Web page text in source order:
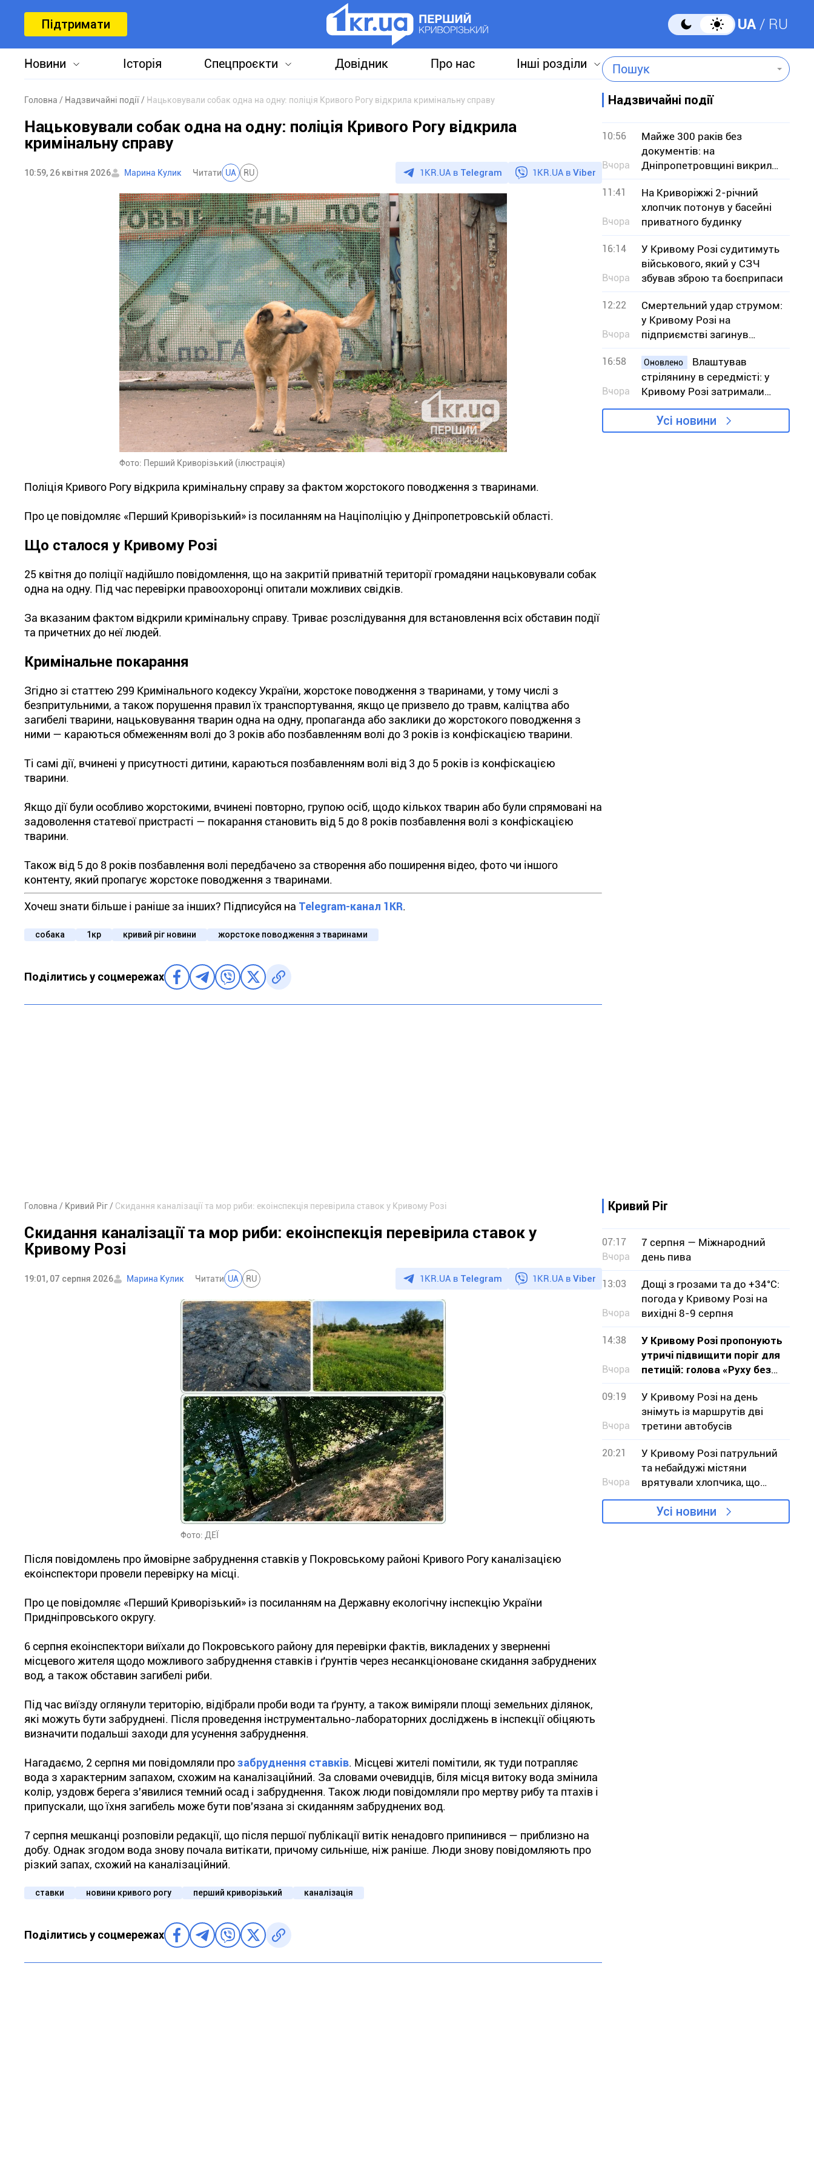
Підтримати UA RU
Новини Історія Спецпроєкти Довідник Про нас Інші розділи Пошук
Головна Надзвичайні події Нацьковували собак одна на одну: поліція Кривого Рогу відкрила кримінальну справу
Нацьковували собак одна на одну: поліція Кривого Рогу відкрила
кримінальну справу
10:59, 26 квітня 2026 Марина Кулик Читати UA RU 1KR.UA в Telegram 1KR.UA в Viber
Фото: Перший Криворізький (ілюстрація)
Поліція Кривого Рогу відкрила кримінальну справу за фактом жорстокого поводження з тваринами.
Про це повідомляє «Перший Криворізький» із посиланням на Націполіцію у Дніпропетровській області.
Що сталося у Кривому Розі
25 квітня до поліції надійшло повідомлення, що на закритій приватній території громадяни нацьковували собак
одна на одну. Під час перевірки правоохоронці опитали можливих свідків.
За вказаним фактом відкрили кримінальну справу. Триває розслідування для встановлення всіх обставин події
та причетних до неї людей.
Кримінальне покарання
Згідно зі статтею 299 Кримінального кодексу України, жорстоке поводження з тваринами, у тому числі з
безпритульними, а також порушення правил їх транспортування, якщо це призвело до травм, каліцтва або
загибелі тварини, нацьковування тварин одна на одну, пропаганда або заклики до жорстокого поводження з
ними — караються обмеженням волі до 3 років або позбавленням волі до 3 років із конфіскацією тварини.
Ті самі дії, вчинені у присутності дитини, караються позбавленням волі від 3 до 5 років із конфіскацією
тварини.
Якщо дії були особливо жорстокими, вчинені повторно, групою осіб, щодо кількох тварин або були спрямовані на
задоволення статевої пристрасті — покарання становить від 5 до 8 років позбавлення волі з конфіскацією
тварини.
Також від 5 до 8 років позбавлення волі передбачено за створення або поширення відео, фото чи іншого
контенту, який пропагує жорстоке поводження з тваринами.
Хочеш знати більше і раніше за інших? Підписуйся на Telegram-канал 1KR.
собака 1кр кривий ріг новини жорстоке поводження з тваринами
Поділитись у соцмережах
Надзвичайні події
10:56
Вчора
Майже 300 раків без
документів: на
Дніпропетровщині викрили
незаконний продаж
11:41
Вчора
На Криворіжжі 2-річний
хлопчик потонув у басейні
приватного будинку
16:14
Вчора
У Кривому Розі судитимуть
військового, який у СЗЧ
збував зброю та боєприпаси
12:22
Вчора
Смертельний удар струмом:
у Кривому Розі на
підприємстві загинув
робітник
16:58
Вчора
Оновлено
Влаштував
стрілянину в середмісті: у
Кривому Розі затримали
підозрюваного
Усі новини
Головна Кривий Ріг Скидання каналізації та мор риби: екоінспекція перевірила ставок у Кривому Розі
Скидання каналізації та мор риби: екоінспекція перевірила ставок у
Кривому Розі
19:01, 07 серпня 2026 Марина Кулик Читати UA RU 1KR.UA в Telegram 1KR.UA в Viber
Фото: ДЕЇ
Після повідомлень про ймовірне забруднення ставків у Покровському районі Кривого Рогу каналізацією
екоінспектори провели перевірку на місці.
Про це повідомляє «Перший Криворізький» із посиланням на Державну екологічну інспекцію України
Придніпровського округу.
6 серпня екоінспектори виїхали до Покровського району для перевірки фактів, викладених у зверненні
місцевого жителя щодо можливого забруднення ставків і ґрунтів через несанкціоноване скидання забруднених
вод, а також обставин загибелі риби.
Під час виїзду оглянули територію, відібрали проби води та ґрунту, а також виміряли площі земельних ділянок,
які можуть бути забруднені. Після проведення інструментально-лабораторних досліджень в інспекції обіцяють
визначити подальші заходи для усунення забруднення.
Нагадаємо, 2 серпня ми повідомляли прозабруднення ставків. Місцеві жителі помітили, як туди потрапляє
вода з характерним запахом, схожим на каналізаційний. За словами очевидців, біля місця витоку вода змінила
колір, уздовж берега з'явилися темний осад і забруднення. Також люди повідомляли про мертву рибу та птахів і
припускали, що їхня загибель може бути пов'язана зі скиданням забруднених вод.
7 серпня мешканці розповіли редакції, що після першої публікації витік ненадовго припинився — приблизно на
добу. Однак згодом вода знову почала витікати, причому сильніше, ніж раніше. Люди знову повідомляють про
різкий запах, схожий на каналізаційний.
ставки новини кривого рогу перший криворізький каналізація
Поділитись у соцмережах
Кривий Ріг
07:17
Вчора
7 серпня — Міжнародний
день пива
13:03
Вчора
Дощі з грозами та до +34°С:
погода у Кривому Розі на
вихідні 8-9 серпня
14:38
Вчора
У Кривому Розі пропонують
утричі підвищити поріг для
петицій: голова «Руху без
меж» звернувся до влади з
критикою проєкту
09:19
Вчора
У Кривому Розі на день
знімуть із маршрутів дві
третини автобусів
20:21
Вчора
У Кривому Розі патрульний
та небайдужі містяни
врятували хлопчика, що
тонув
Усі новини